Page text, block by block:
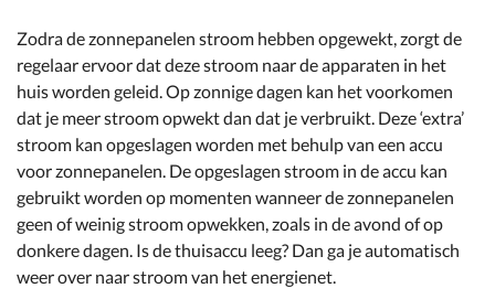
Zodra de zonnepanelen stroom hebben opgewekt, zorgt de
regelaar ervoor dat deze stroom naar de apparaten in het
huis worden geleid. Op zonnige dagen kan het voorkomen
dat je meer stroom opwekt dan dat je verbruikt. Deze ‘extra’
stroom kan opgeslagen worden met behulp van een accu
voor zonnepanelen. De opgeslagen stroom in de accu kan
gebruikt worden op momenten wanneer de zonnepanelen
geen of weinig stroom opwekken, zoals in de avond of op
donkere dagen. Is de thuisaccu leeg? Dan ga je automatisch
weer over naar stroom van het energienet.